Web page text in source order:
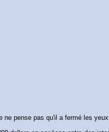
pense pas qu'il a fermé les